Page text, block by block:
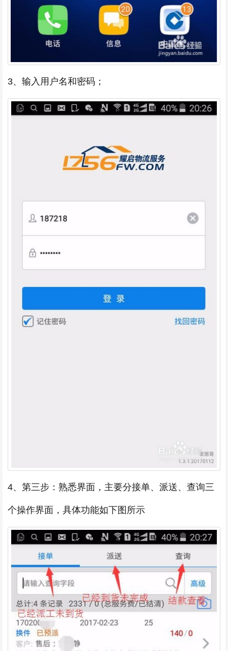
3、输入用户名和密码；
4、第三步：熟悉界面，主要分接单、派送、查询三
个操作界面，具体功能如下图所示